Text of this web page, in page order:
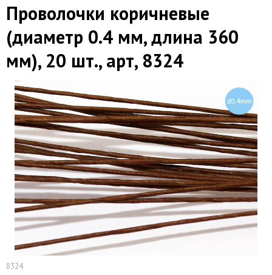
Проволочки коричневые
(диаметр 0.4 мм, длина 360
мм), 20 шт., арт, 8324
8324